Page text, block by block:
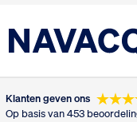
Klanten geven ons
Op basis van 453